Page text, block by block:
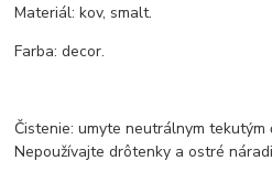
Materiál: kov, smalt.
Farba: decor.
Čistenie: umyte neutrálnym tekutým
Nepoužívajte drôtenky a ostré